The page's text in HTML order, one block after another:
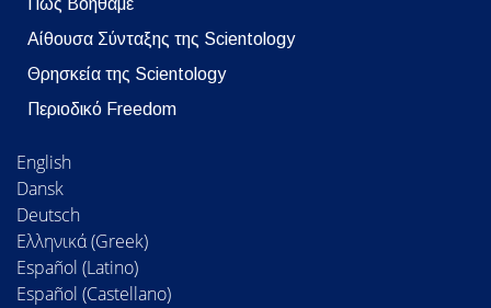
Πώς Βοηθάμε
Αίθουσα Σύνταξης της Scientology
Θρησκεία της Scientology
Περιοδικό Freedom
English
Dansk
Deutsch
Ελληνικά (Greek)
Español (Latino)
Español (Castellano)